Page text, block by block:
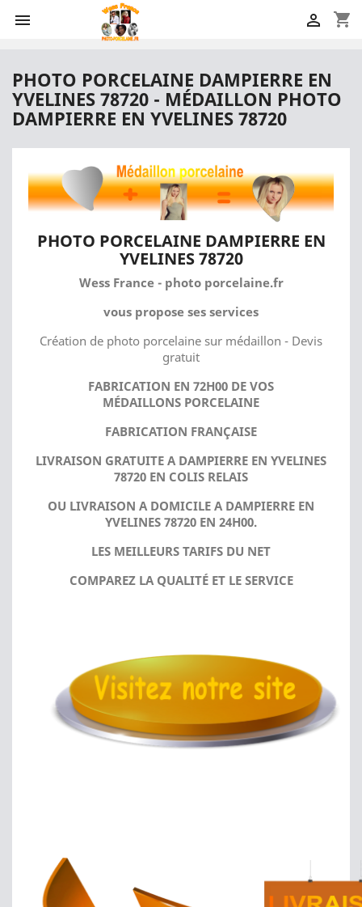
 shopping_cart

PHOTO PORCELAINE DAMPIERRE EN
YVELINES 78720 - MÉDAILLON PHOTO
DAMPIERRE EN YVELINES 78720
PHOTO PORCELAINE DAMPIERRE EN
YVELINES 78720
Wess France - photo porcelaine.fr
vous propose ses services
Création de photo porcelaine sur médaillon - Devis
gratuit
FABRICATION EN 72H00 DE VOS
MÉDAILLONS PORCELAINE
FABRICATION FRANÇAISE
LIVRAISON GRATUITE A DAMPIERRE EN YVELINES
78720 EN COLIS RELAIS
OU LIVRAISON A DOMICILE A DAMPIERRE EN
YVELINES 78720 EN 24H00.
LES MEILLEURS TARIFS DU NET
COMPAREZ LA QUALITÉ ET LE SERVICE